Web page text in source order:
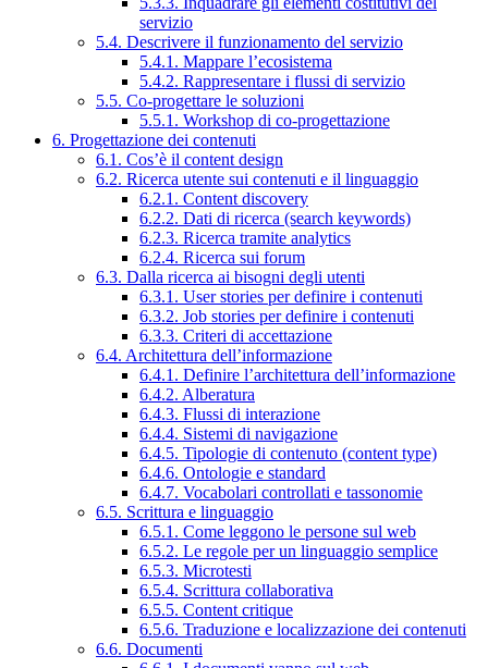
servizio
5.4. Descrivere il funzionamento del servizio
5.4.1. Mappare l’ecosistema
5.4.2. Rappresentare i flussi di servizio
5.5. Co-progettare le soluzioni
5.5.1. Workshop di co-progettazione
6. Progettazione dei contenuti
6.1. Cos’è il content design
6.2. Ricerca utente sui contenuti e il linguaggio
6.2.1. Content discovery
6.2.2. Dati di ricerca (search keywords)
6.2.3. Ricerca tramite analytics
6.2.4. Ricerca sui forum
6.3. Dalla ricerca ai bisogni degli utenti
6.3.1. User stories per definire i contenuti
6.3.2. Job stories per definire i contenuti
6.3.3. Criteri di accettazione
6.4. Architettura dell’informazione
6.4.1. Definire l’architettura dell’informazione
6.4.2. Alberatura
6.4.3. Flussi di interazione
6.4.4. Sistemi di navigazione
6.4.5. Tipologie di contenuto (content type)
6.4.6. Ontologie e standard
6.4.7. Vocabolari controllati e tassonomie
6.5. Scrittura e linguaggio
6.5.1. Come leggono le persone sul web
6.5.2. Le regole per un linguaggio semplice
6.5.3. Microtesti
6.5.4. Scrittura collaborativa
6.5.5. Content critique
6.5.6. Traduzione e localizzazione dei contenuti
6.6. Documenti